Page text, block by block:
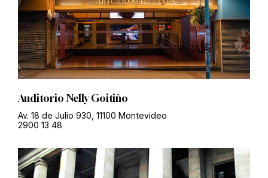
Auditorio Nelly Goitiño
Av. 18 de Julio 930, 11100 Montevideo
2900 13 48